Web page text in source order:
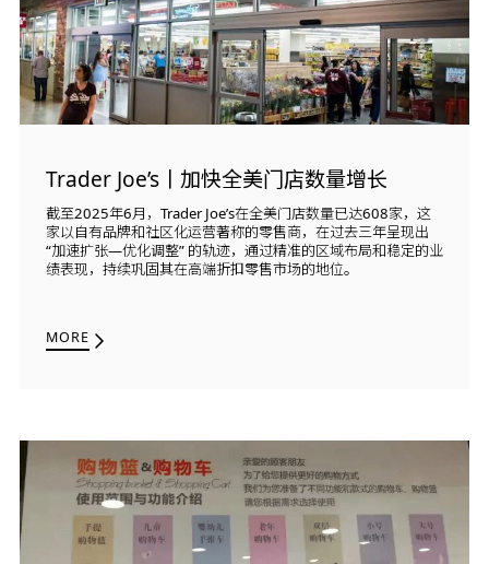
Trader Joe’s丨加快全美门店数量增长
截至2025年6月，Trader Joe’s在全美门店数量已达608家，这
家以自有品牌和社区化运营著称的零售商，在过去三年呈现出
“加速扩张—优化调整” 的轨迹，通过精准的区域布局和稳定的业
绩表现，持续巩固其在高端折扣零售市场的地位。
MORE